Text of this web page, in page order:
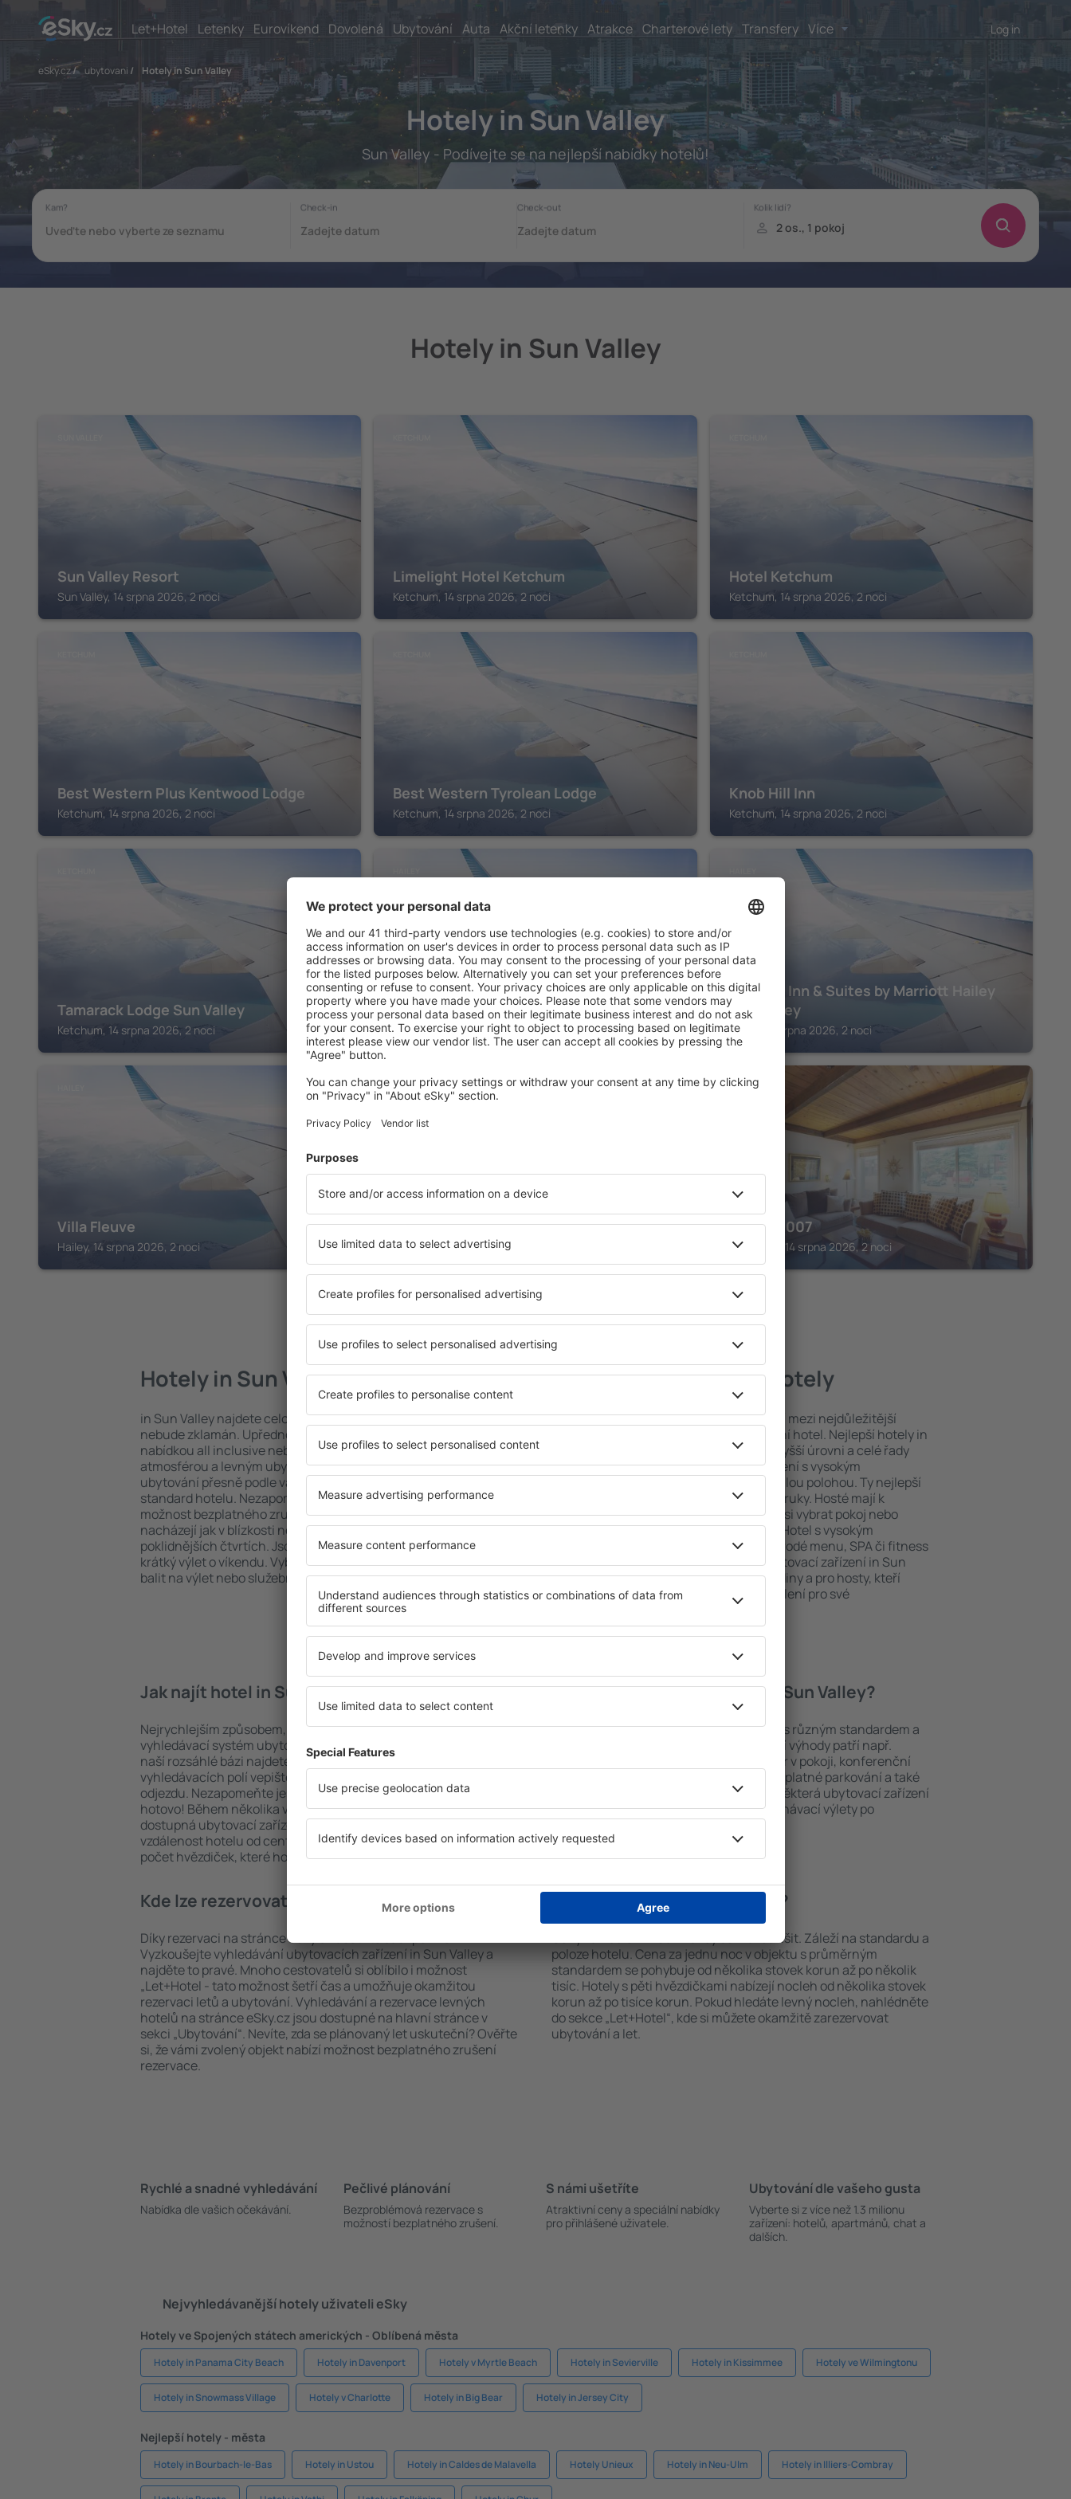
Let+Hotel Letenky Eurovíkend Dovolená Ubytování Auta Akční letenky Atrakce Charterové lety Transfery Více Log in
eSky.cz/ ubytovani / Hotely in Sun Valley
Hotely in Sun Valley
Sun Valley - Podívejte se na nejlepší nabídky hotelů!
Hotely in Sun Valley
Sun Valley Resort
Sun Valley, 14 srpna 2026, 2 noci
Limelight Hotel Ketchum
Ketchum, 14 srpna 2026, 2 noci
Hotel Ketchum
Ketchum, 14 srpna 2026, 2 noci
Best Western Plus Kentwood Lodge
Ketchum, 14 srpna 2026, 2 noci
Best Western Tyrolean Lodge
Ketchum, 14 srpna 2026, 2 noci
Knob Hill Inn
Ketchum, 14 srpna 2026, 2 noci
Tamarack Lodge Sun Valley
Ketchum, 14 srpna 2026, 2 noci
Hampton Inn by Hilton Hailey Sun Valley
Hailey, 14 srpna 2026, 2 noci
Fairfield Inn & Suites by Marriott Hailey
Sun Valley
Hailey, 14 srpna 2026, 2 noci
Villa Fleuve
Hailey, 14 srpna 2026, 2 noci
SUN VALLEY
Sun Valley Atelier Studio - Chic Rustique
Sun Valley, 14 srpna 2026, 2 noci
SUN VALLEY
Atelier 1007
Sun Valley, 14 srpna 2026, 2 noci
Zobrazit více hotelů in Sun Valley
Hotely in Sun Valley
in Sun Valley najdete celou řadu hotelů. Žádný návštěvník
nebude zklamán. Upřednostňujete hotel na vysoké úrovni a
nabídkou all inclusive nebo hledáte spíše místa s poklidnou
atmosférou a levným ubytováním? in Sun Valley na vás čeká
ubytování přesně podle vašich představ! Stačí zvolit polohu a
standard hotelu. Nezapomeňte zkontrolovat způsob platby a
možnost bezplatného zrušení rezervace. Hotely in Sun Valley se
nacházejí jak v blízkosti nejpopulárnějších atrakcí, tak i v
poklidnějších čtvrtích. Jsou jako stvořené na delší pobyt ale i
krátký výlet o víkendu. Vyberte hotel přesně pro vás a začněte se
balit na výlet nebo služební cestu už dnes!
Sun Valley – nejlepší hotely
Komplexní služby a výhodná poloha patří mezi nejdůležitější
kritéria, která musí splnit každý exklusivní hotel. Nejlepší hotely in
Sun Valley jsou zárukou obsluhy na nejvyšší úrovni a celé řady
dalších výhod pro hosty. Ubytovací zařízení s vysokým
standardem se mohou pochlubit dokonalou polohou. Ty nejlepší
atrakce in Sun Valley tak máte na dosah ruky. Hosté mají k
dispozici i bezplatné parkování a mohou si vybrat pokoj nebo
apartmán přesně podle svých představ. Hotel s vysokým
standardem znamená mimo jiné i různorodé menu, SPA či fitness
areál nebo atrakce pro děti. Nejlepší ubytovací zařízení in Sun
Valley jsou skvělým řešením pro páry, rodiny a pro hosty, kteří
cestují služebně nebo chtějí pořádat školení pro své
Jak najít hotel in Sun Valley?
Nejrychlejším způsobem, jak najít hotel in Sun Valley, je
vyhledávací systém ubytovacích zařízení na stránce eSky. Díky
naší rozsáhlé bázi najdete přesně to, co hledáte. Do
vyhledávacích polí vepište cíl cesty a vyberte data příjezdu a
odjezdu. Nezapomeňte ještě uvést počet hostů a pokojů. A máte
hotovo! Během několika vteřin se před vámi objeví všechna
dostupná ubytovací zařízení. Snadno si pak můžete ověřit
vzdálenost hotelu od centra, způsob platby za ubytování nebo
počet hvězdiček, které hotel obdržel od předchozích návštěvníků.
Jaké zařízení nabízí hotely in Sun Valley?
Hotely in Sun Valley se řadí mezi objekty s různým standardem a
vybavením pro hosty. Mezi nejoblíbenější výhody patří např.
bezplatné wi-fi, SPA areál, minibar/trezor v pokoji, konferenční
centrum, restaurace, dětský koutek, bezplatné parkování a také
informační brožury o atrakcích v okolí. Některá ubytovací zařízení
nabízejí i transport z/na letiště nebo poznávací výlety po
historických památkách in Sun Valley.
Kde lze rezervovat hotel in Sun Valley?
Díky rezervaci na stránce eSky.cz ušetříte čas i peníze.
Vyzkoušejte vyhledávání ubytovacích zařízení in Sun Valley a
najděte to pravé. Mnoho cestovatelů si oblíbilo i možnost
„Let+Hotel - tato možnost šetří čas a umožňuje okamžitou
rezervaci letů a ubytování. Vyhledávání a rezervace levných
hotelů na stránce eSky.cz jsou dostupné na hlavní stránce v
sekci „Ubytování“. Nevíte, zda se plánovaný let uskuteční? Ověřte
si, že vámi zvolený objekt nabízí možnost bezplatného zrušení
rezervace.
Kolik stojí hotel in Sun Valley?
Ceny za nocleh in Sun Valley se můžou lišit. Záleží na standardu a
poloze hotelu. Cena za jednu noc v objektu s průměrným
standardem se pohybuje od několika stovek korun až po několik
tisíc. Hotely s pěti hvězdičkami nabízejí nocleh od několika stovek
korun až po tisíce korun. Pokud hledáte levný nocleh, nahlédněte
do sekce „Let+Hotel“, kde si můžete okamžitě zarezervovat
ubytování a let.
Rychlé a snadné vyhledávání
Nabídka dle vašich očekávání.
Pečlivé plánování
Bezproblémová rezervace s
možností bezplatného zrušení.
S námi ušetříte
Atraktivní ceny a speciální nabídky
pro přihlášené uživatele.
Ubytování dle vašeho gusta
Vyberte si z více než 1.3 milionu
zařízení: hotelů, apartmánů, chat a
dalších.
Nejvyhledávanější hotely uživateli eSky
Hotely ve Spojených státech amerických - Oblíbená města
Hotely in Panama City Beach Hotely in Davenport Hotely v Myrtle Beach Hotely in Sevierville Hotely in Kissimmee Hotely ve Wilmingtonu
Hotely in Snowmass Village Hotely v Charlotte Hotely in Big Bear Hotely in Jersey City
Nejlepší hotely - města
Hotely in Bourbach-le-Bas Hotely in Ustou Hotely in Caldes de Malavella Hotely Unieux Hotely in Neu-Ulm Hotely in Illiers-Combray